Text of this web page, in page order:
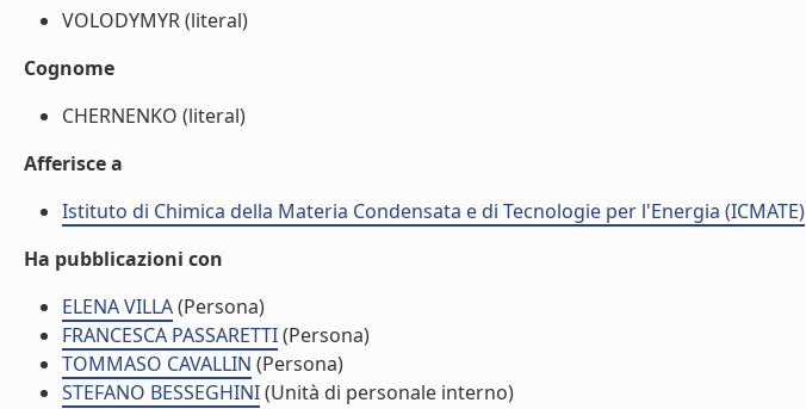
VOLODYMYR (literal)
Cognome
CHERNENKO (literal)
Afferisce a
Istituto di Chimica della Materia Condensata e di Tecnologie per l'Energia (ICMATE)
Ha pubblicazioni con
ELENA VILLA(Persona)
FRANCESCA PASSARETTI(Persona)
TOMMASO CAVALLIN (Persona)
STEFANO BESSEGHINI(Unità di personale interno)